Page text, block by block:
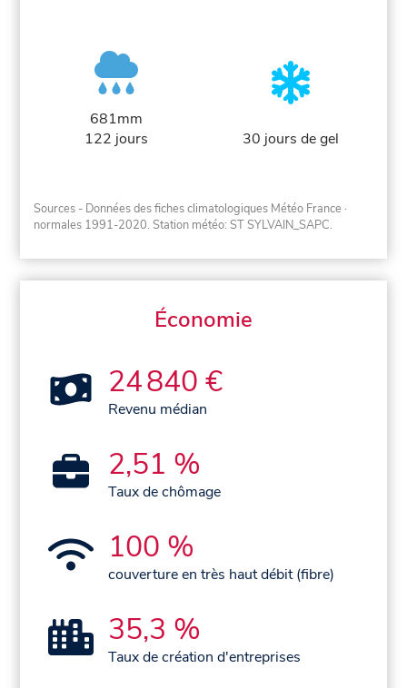
681mm
122 jours
30 jours de gel
Sources - Données des fiches climatologiques Météo France ·
normales 1991-2020. Station météo: ST SYLVAIN_SAPC.
Économie
24 840 €
Revenu médian
2,51 %
Taux de chômage
100 %
couverture en très haut débit (fibre)
35,3 %
Taux de création d'entreprises